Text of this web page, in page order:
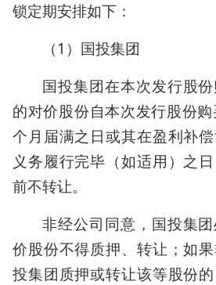
锁定期安排如下：
（1）国投集团
国投集团在本次发行股
的对价股份自本次发行股份
个月届满之日或其在盈利补
义务履行完毕（如适用）之日
前不转让。
非经公司同意，国投集
价股份不得质押、转让；如
投集团质押或转让该等股份